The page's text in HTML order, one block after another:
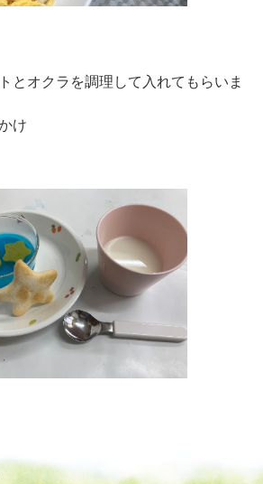
とオクラを調理して入れてもらいま
け